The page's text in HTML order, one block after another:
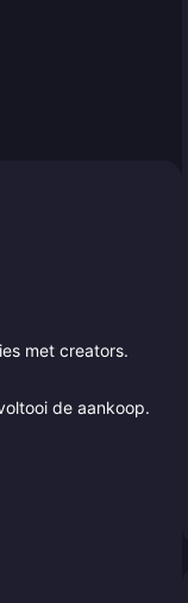
met creators.
de aankoop.